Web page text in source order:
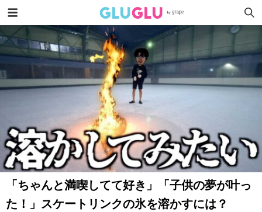
「ちゃんと満喫してて好き」「子供の夢が叶っ
た！」スケートリンクの氷を溶かすには？